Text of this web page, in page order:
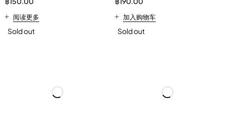
阅读更多 加入购物车
Sold out Sold out